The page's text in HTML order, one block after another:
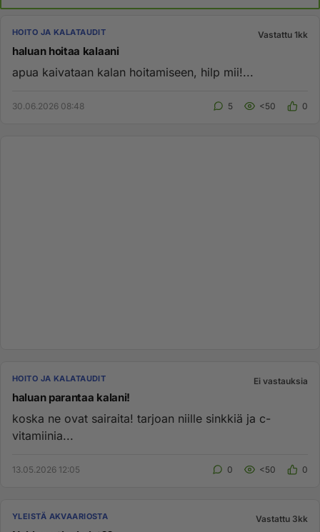
HOITO JA KALATAUDIT Vastattu 1kk
haluan hoitaa kalaani
apua kaivataan kalan hoitamiseen, hilp mii!...
30.06.2026 08:48 5 <50 0
HOITO JA KALATAUDIT Ei vastauksia
haluan parantaa kalani!
koska ne ovat sairaita! tarjoan niille sinkkiä ja c-
vitamiinia...
13.05.2026 12:05 0 <50 0
YLEISTÄ AKVAARIOSTA Vastattu 3kk